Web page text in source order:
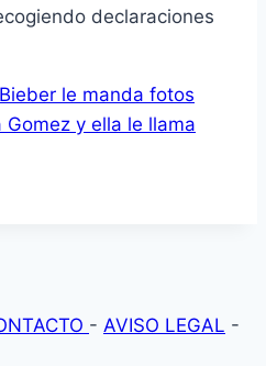
declaraciones
le manda fotos
Gomez y ella le llama
- AVISO LEGAL -